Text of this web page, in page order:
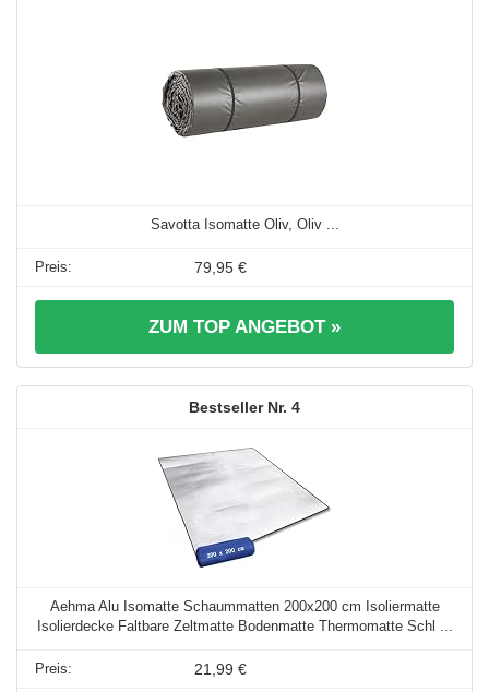
Savotta Isomatte Oliv, Oliv ...
79,95 €
ZUM TOP ANGEBOT »
4
Aehma Alu Isomatte Schaummatten 200x200 cm Isoliermatte
Isolierdecke Faltbare Zeltmatte Bodenmatte Thermomatte Schl ...
21,99 €